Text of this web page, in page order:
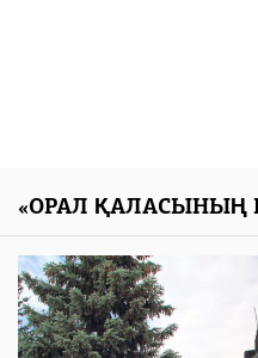
«ОРАЛ ҚАЛАСЫНЫҢ